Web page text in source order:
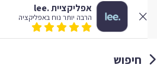
אפליקציית .lee
הרבה יותר נוח באפליקציה
חיפוש